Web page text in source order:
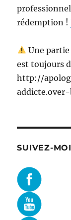
rédemption !
Une
est toujours
http://
SUIVEZ-MOI